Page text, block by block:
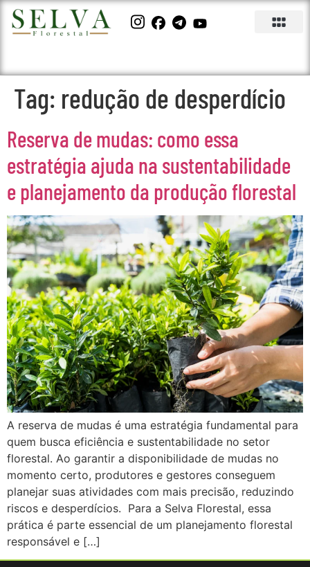
Tag: redução de desperdício
Reserva de mudas: como essa
estratégia ajuda na sustentabilidade
e planejamento da produção florestal
A reserva de mudas é uma estratégia fundamental para
quem busca eficiência e sustentabilidade no setor
florestal. Ao garantir a disponibilidade de mudas no
momento certo, produtores e gestores conseguem
planejar suas atividades com mais precisão, reduzindo
riscos e desperdícios. Para a Selva Florestal, essa
prática é parte essencial de um planejamento florestal
responsável e […]